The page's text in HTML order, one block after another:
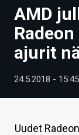
UUTISET
ARTIKKELIT
VIDEOT
TECHBBS
TIETOA
AMD
ajurit
24.5.2018 - 15:45
Uudet